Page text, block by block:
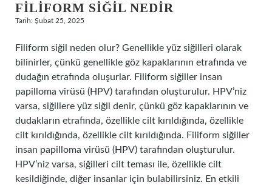
FILIFORM SIĞIL NEDIR
Tarih: Şubat 25, 2025
Filiform siğil neden olur? Genellikle yüz siğilleri olarak
bilinirler, çünkü genellikle göz kapaklarının etrafında ve
dudağın etrafında oluşurlar. Filiform siğiller insan
papilloma virüsü (HPV) tarafından oluşturulur. HPV’niz
varsa, siğillere yüz siğil denir, çünkü göz kapaklarının ve
dudakların etrafında, özellikle cilt kırıldığında, özellikle
cilt kırıldığında, özellikle cilt kırıldığında. Filiform siğiller
insan papilloma virüsü (HPV) tarafından oluşturulur.
HPV’niz varsa, siğilleri cilt teması ile, özellikle cilt
kesildiğinde, diğer insanlar için bulabilirsiniz. En etkili